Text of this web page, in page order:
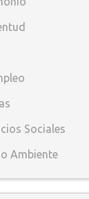
Sociales
Ambiente